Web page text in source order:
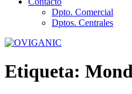
Dpto. Comercial
Dptos. Centrales
Etiqueta: